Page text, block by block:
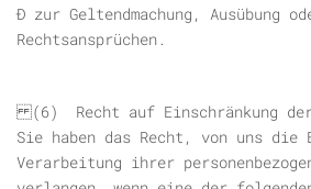
Ð zur Geltendmachung, Ausübung
Rechtsansprüchen.
(6) Recht auf Einschränkung
Sie haben das Recht, von uns die
Verarbeitung ihrer